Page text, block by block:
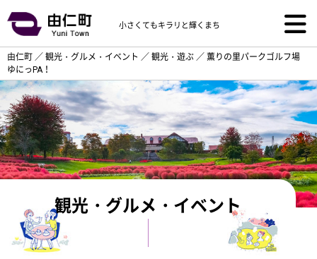
小さくてもキラリと輝くまち
由仁町 ／ 観光・グルメ・イベント ／ 観光・遊ぶ ／ 薫りの里パークゴルフ場
ゆにっPA！
観光・グルメ・イベント